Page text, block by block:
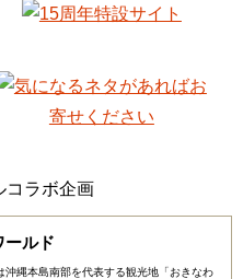
ールド
沖縄本島南部を代表する観光地「おきなわ